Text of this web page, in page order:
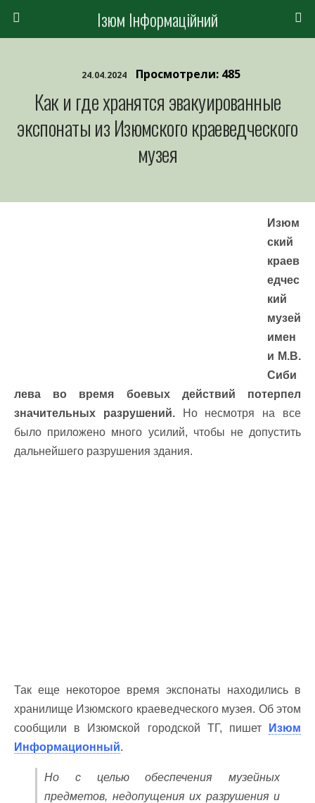
Ізюм Інформаційний
24.04.2024 Просмотрели: 485
Как и где хранятся эвакуированные
экспонаты из Изюмского краеведческого
музея
Изюм
ский
краев
едчес
кий
музей
имен
и М.В.
Сиби
лева во время боевых действий потерпел
значительных разрушений.Но несмотря на все
было приложено много усилий, чтобы не допустить
дальнейшего разрушения здания.
Так еще некоторое время экспонаты находились в
хранилище Изюмского краеведческого музея. Об этом
сообщили в Изюмской городской ТГ, пишет
Изюм
Информационный.
Но с целью обеспечения музейных
предметов, недопущения их разрушения и